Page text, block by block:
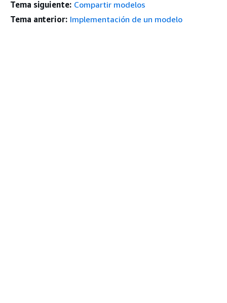
Tema siguiente: Compartir modelos
Tema anterior: Implementación de un modelo